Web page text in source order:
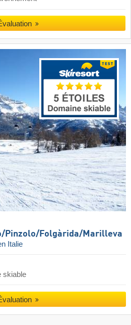
​Pinzolo/​Folgàrida/​Marilleva
Italie
skiable